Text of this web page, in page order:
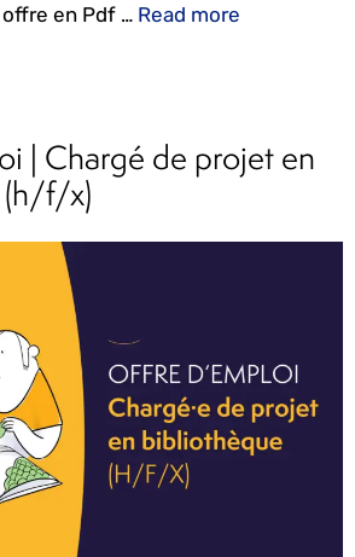
en Pdf … Read more
| Chargé de projet en
f/x)